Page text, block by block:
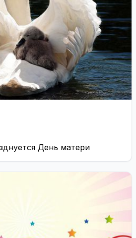
День матери